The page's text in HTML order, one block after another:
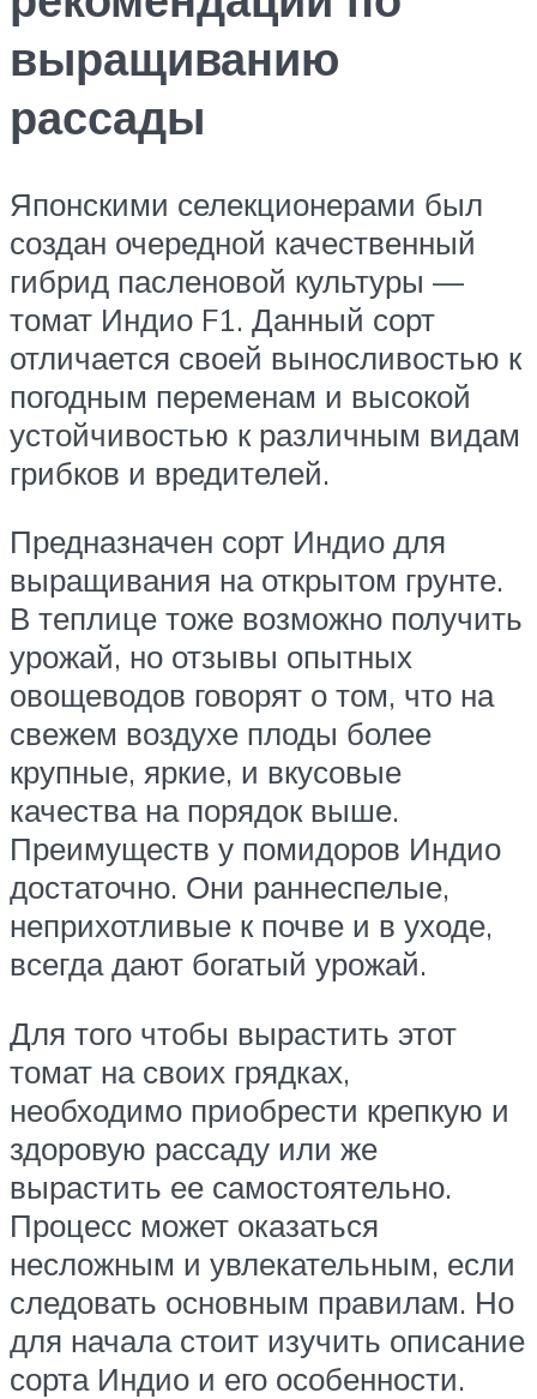
выращиванию
рассады
Японскими селекционерами был
создан очередной качественный
гибрид пасленовой культуры —
томат Индио F1. Данный сорт
отличается своей выносливостью к
погодным переменам и высокой
устойчивостью к различным видам
грибков и вредителей.
Предназначен сорт Индио для
выращивания на открытом грунте.
В теплице тоже возможно получить
урожай, но отзывы опытных
овощеводов говорят о том, что на
свежем воздухе плоды более
крупные, яркие, и вкусовые
качества на порядок выше.
Преимуществ у помидоров Индио
достаточно. Они раннеспелые,
неприхотливые к почве и в уходе,
всегда дают богатый урожай.
Для того чтобы вырастить этот
томат на своих грядках,
необходимо приобрести крепкую и
здоровую рассаду или же
вырастить ее самостоятельно.
Процесс может оказаться
несложным и увлекательным, если
следовать основным правилам. Но
для начала стоит изучить описание
сорта Индио и его особенности.